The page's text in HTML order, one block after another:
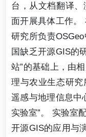
台，从文档翻译
面开展具体工作。
研究所负责
国缺乏开源GIS的
站”的基础上，由
理与农业生态研究
遥感与地理信息中
实验室”。 实验室
开源GIS的应用与